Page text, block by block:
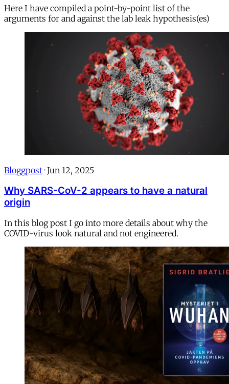
Here I have compiled a point-by-point list of the
arguments for and against the lab leak hypothesis(es)
Bloggpost · Jun 12, 2025
Why SARS-CoV-2 appears to have a natural
origin
In this blog post I go into more details about why the
COVID-virus look natural and not engineered.